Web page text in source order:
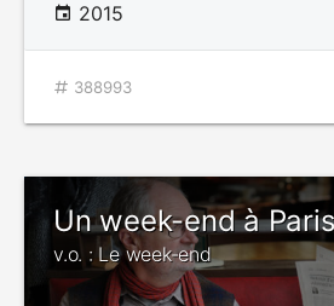
2015
388993
Un week-end à
v.o. : Le week-end